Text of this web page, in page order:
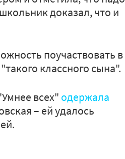
доказал, что и
поучаствовать в
классного сына".
всех" одержала
– ей удалось